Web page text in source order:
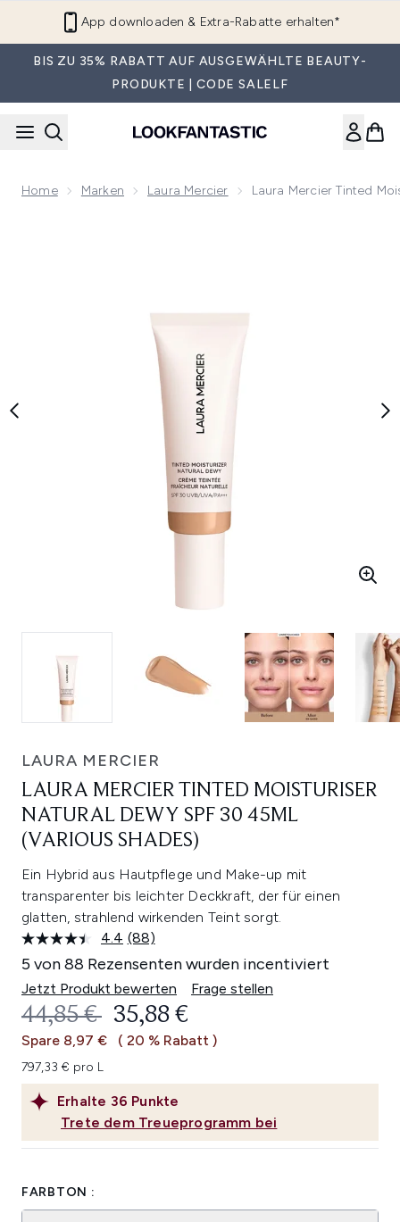
App downloaden & Extra-Rabatte erhalten*
BIS ZU 35% RABATT AUF AUSGEWÄHLTE BEAUTY-
PRODUKTE | CODE SALELF
Home Marken Laura Mercier Laura Mercier Tinted
LAURA MERCIER
LAURA MERCIER TINTED MOISTURISER
NATURAL DEWY SPF 30 45ML
(VARIOUS SHADES)
Ein Hybrid aus Hautpflege und Make-up mit
transparenter bis leichter Deckkraft, der für einen
glatten, strahlend wirkenden Teint sorgt.
4.4 88
Bewertungen
lesen.
Link
auf
derselben
Seite.
(88)
5 von 88 Rezensenten wurden incentiviert
Jetzt Produkt bewerten Frage stellen
Erhalte 36 Punkte
Trete dem Treueprogramm bei
UNVERBINDLICHE
44,85 € AKTUELLER PREIS:
35,88 €
Spare 8,97 € ( 20 % Rabatt )
797,33 € pro L
FARBTON :